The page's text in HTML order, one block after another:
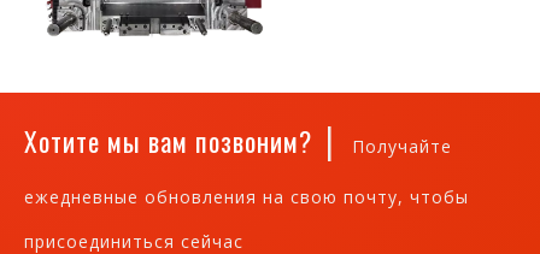
Хотите мы вам позвоним? | Получайте
ежедневные обновления на свою почту, чтобы
присоединиться сейчас